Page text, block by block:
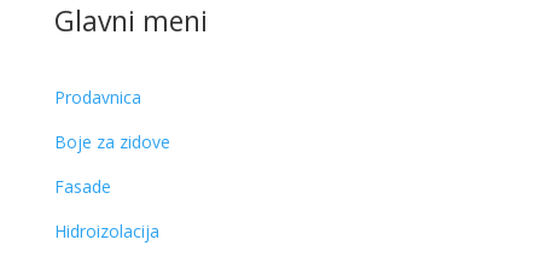
Glavni meni
Prodavnica
Boje za zidove
Fasade
Hidroizolacija